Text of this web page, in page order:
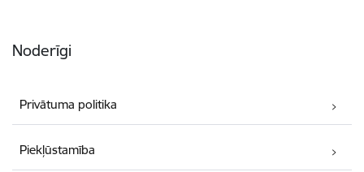
Noderīgi
Privātuma politika
Piekļūstamība